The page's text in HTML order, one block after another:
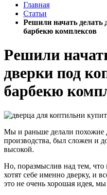
Главная
Статьи
Решили начать делать
барбекю комплексов
Решили
дверки под
барбекю
Мы и раньше делали похожие
производства, был сложен и
высокой.
Но, поразмыслив над тем,
хотят себе именно дверку, и
это не очень хорошая идея, мы